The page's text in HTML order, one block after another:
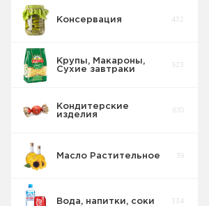
Консервация 432
Крупы, Макароны,
Сухие завтраки
523
Кондитерские
изделия
670
Масло Растительное 39
Вода, напитки, соки 334